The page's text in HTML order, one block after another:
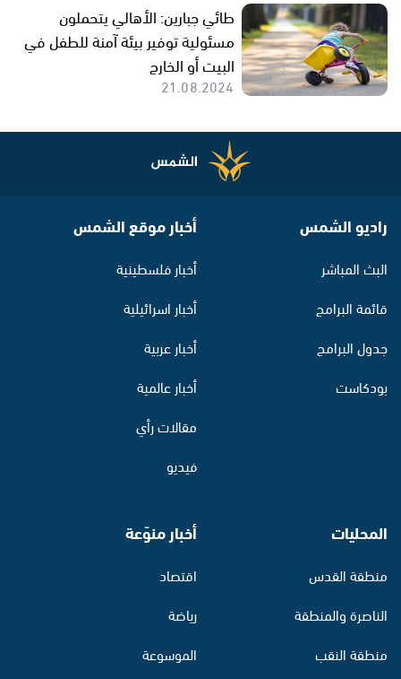
طائي جبارين: الأهالي يتحملون
مسئولية توفير بيئة آمنة للطفل في
البيت أو الخارج
21.08.2024
راديو الشمس
البث المباشر
قائمة البرامج
جدول البرامج
بودكاست
أخبار موقع الشمس
أخبار فلسطينية
أخبار اسرائيلية
أخبار عربية
أخبار عالمية
مقالات رأي
فيديو
المحليات
منطقة القدس
الناصرة والمنطقة
منطقة النقب
أخبار منوّعة
اقتصاد
رياضة
الموسوعة